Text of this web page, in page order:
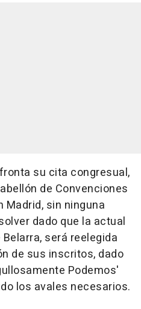
su cita congresual,
de Convenciones
Madrid, sin ninguna
dado que la actual
será reelegida
de sus inscritos, dado
Podemos'
los avales necesarios.